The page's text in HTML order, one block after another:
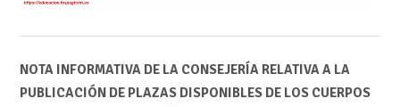
NOTA INFORMATIVA DE LA CONSEJERÍA RELATIVA A LA
PUBLICACIÓN DE PLAZAS DISPONIBLES DE LOS CUERPOS